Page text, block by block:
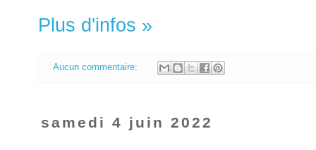
Plus d'infos »
Aucun commentaire:
samedi 4 juin 2022